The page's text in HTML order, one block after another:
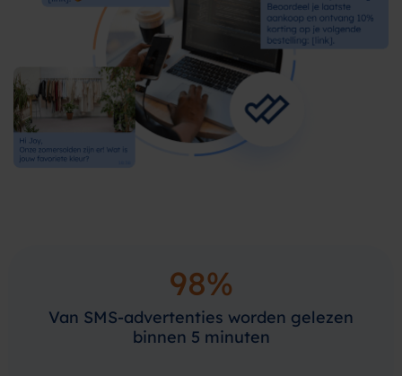
98%
Van SMS-advertenties worden gelezen
binnen 5 minuten